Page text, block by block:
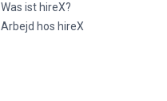
Was ist hireX?
Arbejd hos hireX